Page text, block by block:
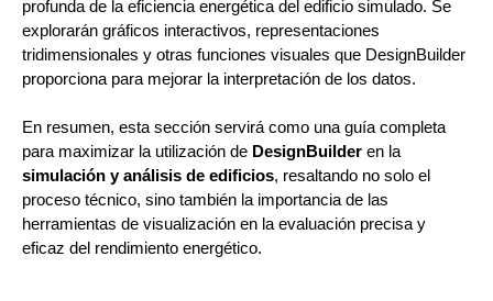
profunda de la eficiencia energética del edificio simulado. Se
explorarán gráficos interactivos, representaciones
tridimensionales y otras funciones visuales que DesignBuilder
proporciona para mejorar la interpretación de los datos.
En resumen, esta sección servirá como una guía completa
para maximizar la utilización de DesignBuilder en la
simulación y análisis de edificios, resaltando no solo el
proceso técnico, sino también la importancia de las
herramientas de visualización en la evaluación precisa y
eficaz del rendimiento energético.